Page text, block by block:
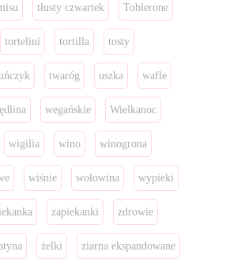
tłusty czwartek Toblerone
tortelini tortilla tosty
twaróg uszka wafle
wegańskie Wielkanoc
wigilia wino winogrona
wiśnie wołowina wypieki
zapiekanki zdrowie
żelki ziarna ekspandowane